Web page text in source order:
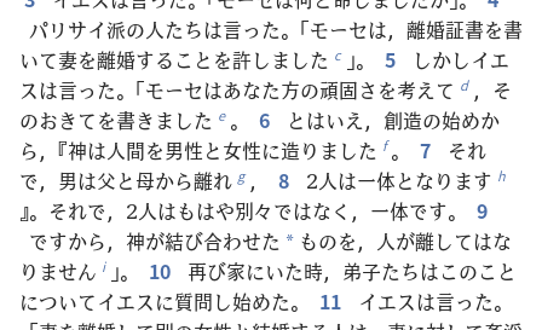
パリサイ派の人たちは言った。「モーセは，離婚証書を書
いて妻を離婚することを許しました c 」。 5
しかしイエ
スは言った。「モーセはあなた方の頑固さを考えて d ，そ
のおきてを書きました e 。 6
とはいえ，創造の始めか
ら，『神は人間を男性と女性に造りました f 。 7
それ
で，男は父と母から離れ g ， 8 2人は一体となります h
』。それで，2人はもはや別々ではなく，一体です。
9
ですから，神が結び合わせた * ものを，人が離してはな
りません i 」。 10
再び家にいた時，弟子たちはこのこと
についてイエスに質問し始めた。
11
イエスは言った。